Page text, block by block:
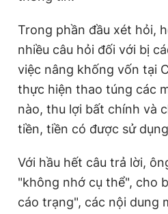
Trong phần đầu xét hỏi,
nhiều câu hỏi đối với bị
việc nâng khống vốn tại
thực hiện thao túng các
nào, thu lợi bất chính và
tiền, tiền có được sử
Với hầu hết câu trả lời,
"không nhớ cụ thể", cho
cáo trạng", các nội dung